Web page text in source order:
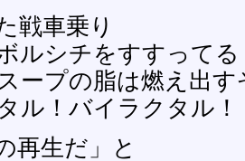
戦車乗り
ルシチをすすってる
ープの脂は燃え出す
ル！バイラクタル！
再生だ」と